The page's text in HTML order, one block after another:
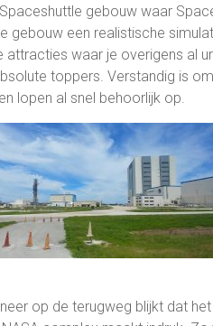
gebouw waar
gebouw een realistische
attracties waar je overigens al
toppers. Verstandig is
lopen al snel behoorlijk op.
op de terugweg blijkt dat